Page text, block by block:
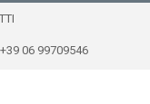
+39 06 99709546